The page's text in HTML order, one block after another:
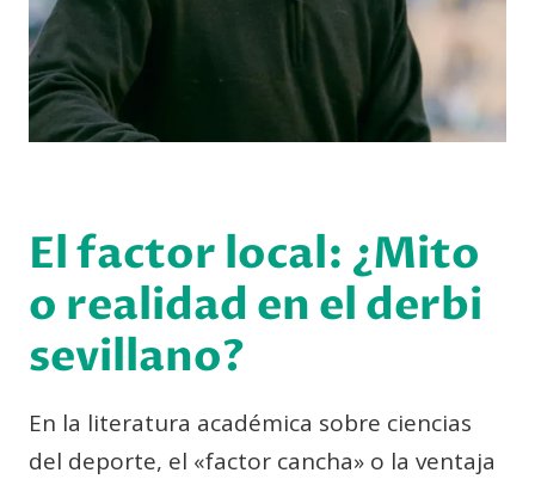
El factor local: ¿Mito
o realidad en el derbi
sevillano?
En la literatura académica sobre ciencias
del deporte, el «factor cancha» o la ventaja